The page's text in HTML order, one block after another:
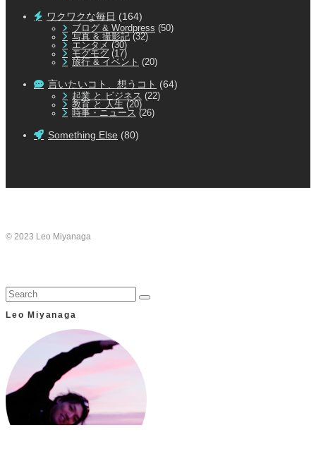
ワクワクな毎日 (164)
ブログ & Wordpress (50)
写真 & 撮影記 (32)
エンタメ (30)
モグモグ (17)
旅行 & イベント (20)
言いたいコト、想うコト (64)
起業 と ビジネス (22)
教育 と 人生 (20)
時事・ニュース (26)
Something Else (80)
© 2023 Leo Miyanaga
Leo Miyanaga